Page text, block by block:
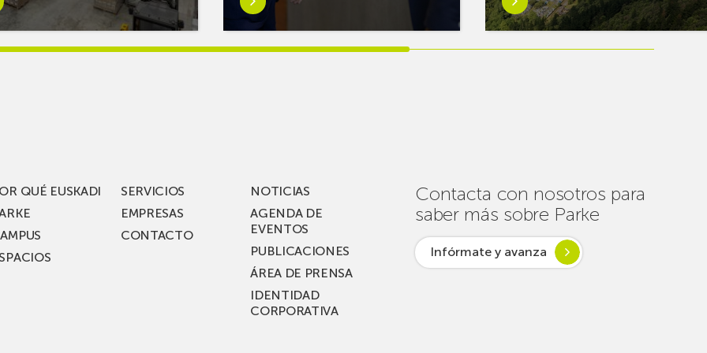
más
sobreMikel
Jauregi
de su
inversión total de
36
millones, busca impulsar desde
más
sobreEuskaltel
realiza
garantizar
la
conectividad
en
QUÉ EUSKADI
SERVICIOS
EMPRESAS
CONTACTO
NOTICIAS
AGENDA DE
EVENTOS
PUBLICACIONES
ÁREA DE PRENSA
IDENTIDAD
CORPORATIVA
Contacta con nosotros para
saber más sobre Parke
Infórmate y avanza